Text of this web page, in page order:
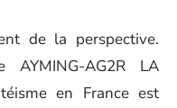
de la perspective.
AYMING-AG2R LA
en France est